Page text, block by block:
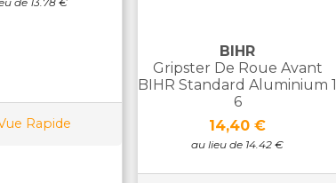
Rapide
BIHR
Gripster De Roue Avant
BIHR Standard Aluminium 1
6
Prix
14,40 €
au lieu de 14.42 €